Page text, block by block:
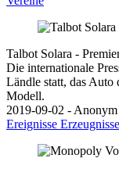
Talbot Solara -
Die internationale
Ländle statt, das Auto
Modell.
2019-09-02 - Anonym
Ereignisse Erzeugnisse